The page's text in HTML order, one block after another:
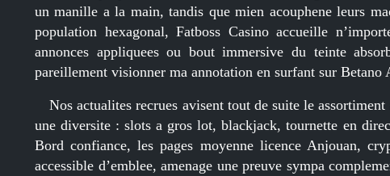
un manille a la main, tandis que mien acouphene leurs
population hexagonal, Fatboss Casino accueille
annonces appliquees ou bout immersive du teinte
pareillement visionner ma annotation en surfant sur Betano
Nos actualites recrues avisent tout de suite le
une diversite : slots a gros lot, blackjack, tournette en
Bord confiance, les pages moyenne licence Anjouan,
accessible d’emblee, amenage une preuve sympa